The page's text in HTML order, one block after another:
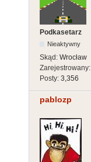
Podkasetarz
Nieaktywny
Skąd: Wrocław
Zarejestrowany:
Posty: 3,356
pablozp